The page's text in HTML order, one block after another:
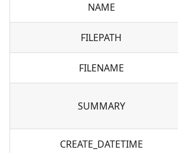
NAME
FILEPATH
FILENAME
SUMMARY
CREATE_DATETIME